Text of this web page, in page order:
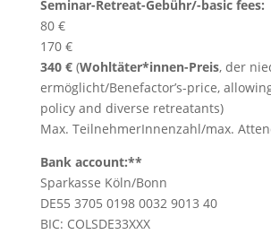
Seminar-Retreat-Gebühr/-basic fees:
80 €
170 €
340 €(Wohltäter*innen-Preis, der
ermöglicht/Benefactor’s-price,
policy and diverse retreatants)
Max. TeilnehmerInnenzahl/max.
Bank account:**
Sparkasse Köln/Bonn
DE55 3705 0198 0032 9013 40
BIC: COLSDE33XXX